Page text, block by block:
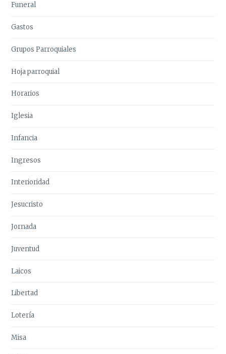
Funeral
Gastos
Grupos Parroquiales
Hoja parroquial
Horarios
Iglesia
Infancia
Ingresos
Interioridad
Jesucristo
Jornada
Juventud
Laicos
Libertad
Lotería
Misa